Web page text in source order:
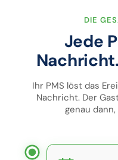
DIE
Jede
Nachricht.
Ihr PMS löst das
Nachricht. Der
genau